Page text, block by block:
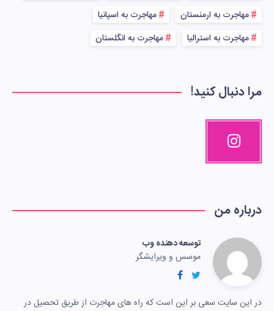
مهاجرت به ارمنستان
مهاجرت به اسپانیا
مهاجرت به استرالیا
مهاجرت به انگلستان
مرا دنبال کنید!
درباره من
توسعه دهنده وب
موسس و ویرایشگر
در این سایت سعی بر این است که راه های مهاجرت از طریق تحصیل در